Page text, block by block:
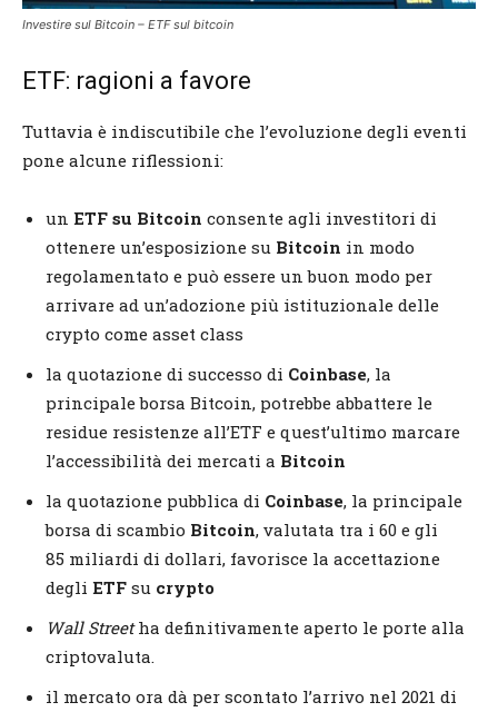
Investire sul Bitcoin – ETF sul bitcoin
ETF: ragioni a favore
Tuttavia è indiscutibile che l’evoluzione degli eventi
pone alcune riflessioni:
un ETF su Bitcoin consente agli investitori di
ottenere un’esposizione su Bitcoin in modo
regolamentato e può essere un buon modo per
arrivare ad un’adozione più istituzionale delle
crypto come asset class
la quotazione di successo di Coinbase, la
principale borsa Bitcoin, potrebbe abbattere le
residue resistenze all’ETF e quest’ultimo marcare
l’accessibilità dei mercati a Bitcoin
la quotazione pubblica di Coinbase, la principale
borsa di scambio Bitcoin, valutata tra i 60 e gli
85 miliardi di dollari, favorisce la accettazione
degli ETF su crypto
Wall Streetha definitivamente aperto le porte alla
criptovaluta.
il mercato ora dà per scontato l’arrivo nel 2021 di